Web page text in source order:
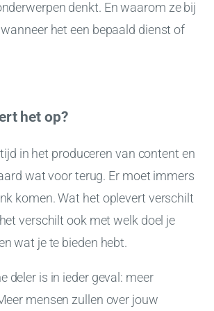
denkt. En waarom ze bij
het een bepaald dienst of
het op?
in het produceren van content en
wat voor terug. Er moet immers
komen. Wat het oplevert verschilt
verschilt ook met welk doel je
wat je te bieden hebt.
deler is in ieder geval: meer
mensen zullen over jouw